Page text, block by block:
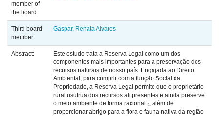
member of
the board:
Third board
member:
Gaspar, Renata Alvares
Abstract:
Este estudo trata a Reserva Legal como um dos
componentes mais importantes para a preservação dos
recursos naturais de nosso país. Engajada ao Direito
Ambiental, para cumprir com a função Social da
Propriedade, a Reserva Legal permite que o proprietário
rural usufrua dos recursos ali presentes e ainda preserve
o meio ambiente de forma racional ¿ além de
proporcionar abrigo para a flora e fauna nativa da região